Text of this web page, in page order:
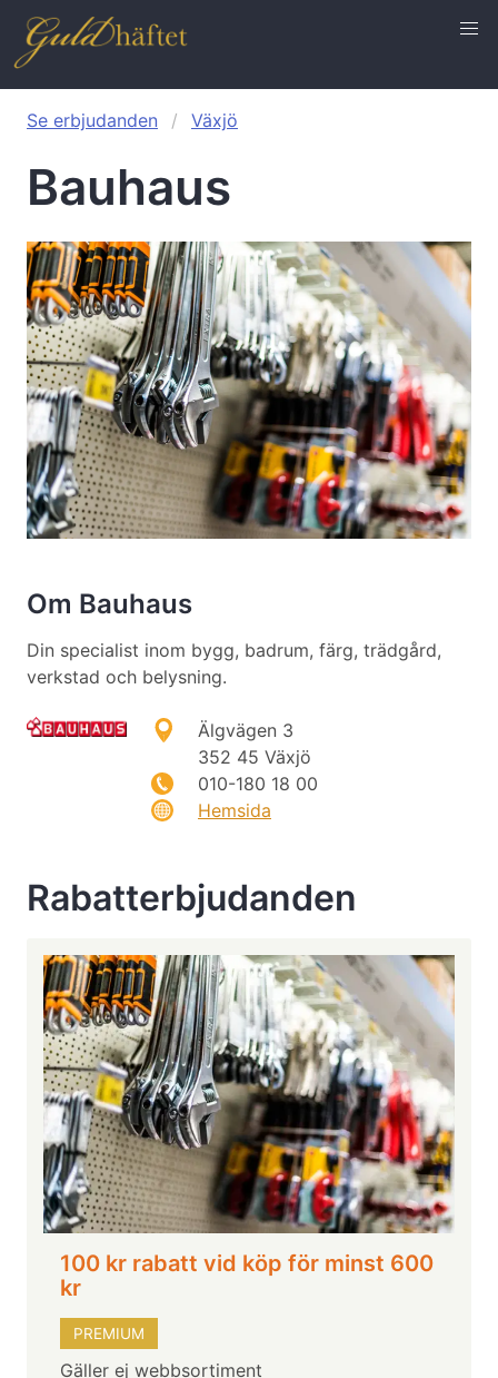
Se erbjudanden Växjö
Bauhaus
Om Bauhaus
Din specialist inom bygg, badrum, färg, trädgård,
verkstad och belysning.
Älgvägen 3
352 45 Växjö
010-180 18 00
Hemsida
Rabatterbjudanden
100 kr rabatt vid köp för minst 600
kr
PREMIUM
Gäller ej webbsortiment